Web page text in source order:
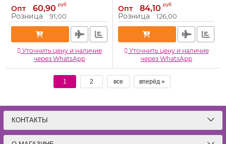
Артикул: 4087390
Опт 60,90 руб
Розница 91,00
Уточнить цену и наличие
через WhatsApp
Артикул: 3691879
Опт 84,10 руб
Розница 126,00
Уточнить цену и наличие
через WhatsApp
1 2 все вперёд »
КОНТАКТЫ